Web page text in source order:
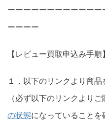
ーーーーーーーーーーー
ーーーー
【レビュー買取申込み手順】
１．以下のリンクより商品
（必ず以下のリンクより
の状態になっていることを